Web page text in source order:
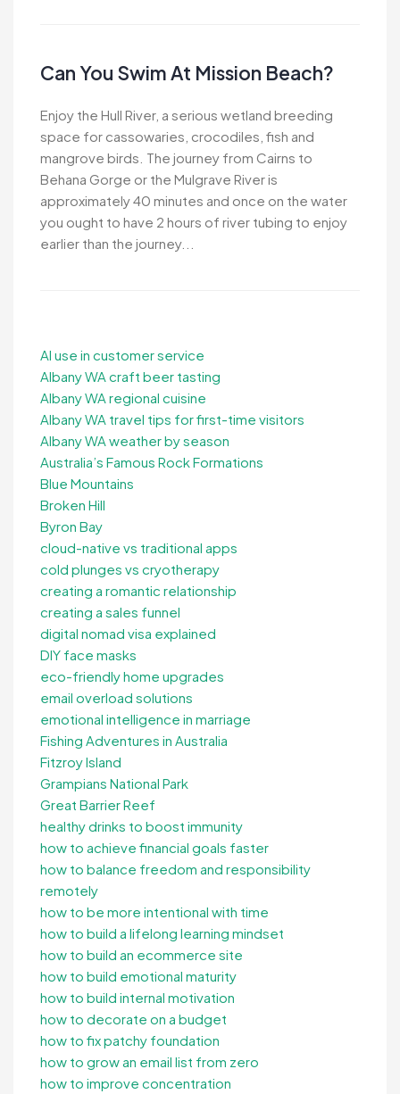
Can You Swim At Mission Beach?
Enjoy the Hull River, a serious wetland breeding
space for cassowaries, crocodiles, fish and
mangrove birds. The journey from Cairns to
Behana Gorge or the Mulgrave River is
approximately 40 minutes and once on the water
you ought to have 2 hours of river tubing to enjoy
earlier than the journey...
AI use in customer service
Albany WA craft beer tasting
Albany WA regional cuisine
Albany WA travel tips for first-time visitors
Albany WA weather by season
Australia’s Famous Rock Formations
Blue Mountains
Broken Hill
Byron Bay
cloud-native vs traditional apps
cold plunges vs cryotherapy
creating a romantic relationship
creating a sales funnel
digital nomad visa explained
DIY face masks
eco-friendly home upgrades
email overload solutions
emotional intelligence in marriage
Fishing Adventures in Australia
Fitzroy Island
Grampians National Park
Great Barrier Reef
healthy drinks to boost immunity
how to achieve financial goals faster
how to balance freedom and responsibility
remotely
how to be more intentional with time
how to build a lifelong learning mindset
how to build an ecommerce site
how to build emotional maturity
how to build internal motivation
how to decorate on a budget
how to fix patchy foundation
how to grow an email list from zero
how to improve concentration